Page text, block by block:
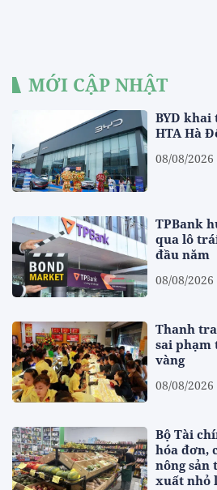
MỚI CẬP NHẬT
BYD
HTA Hà
08/08/2026
TPBank
qua lô
đầu năm
08/08/2026
Thanh
sai phạm
vàng
08/08/2026
Bộ Tài
hóa đơn,
nông sản
xuất nhỏ